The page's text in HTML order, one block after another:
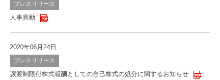
プレスリリース
人事異動
2020年06月24日
プレスリリース
譲渡制限付株式報酬としての自己株式の処分に関するお知らせ